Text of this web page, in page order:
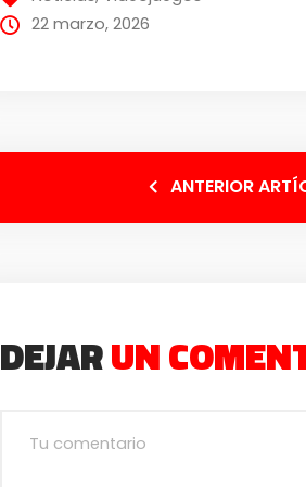
22 marzo, 2026
ANTERIOR
DEJARUN